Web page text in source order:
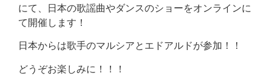
にて、日本の歌謡曲やダンスのショーをオンラインに
て開催します！
日本からは歌手のマルシアとエドアルドが参加！！
どうぞお楽しみに！！！